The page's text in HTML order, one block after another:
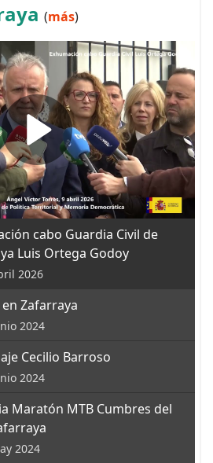
(más)
cabo Guardia Civil de
Luis Ortega Godoy
2026
Zafarraya
2024
Cecilio Barroso
2024
Maratón MTB Cumbres del
2024